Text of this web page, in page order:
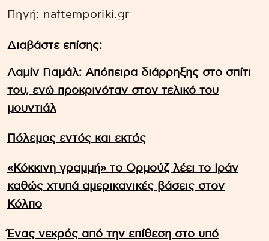
Πηγή: naftemporiki.gr
Διαβάστε επίσης:
Λαμίν Γιαμάλ: Απόπειρα διάρρηξης στο σπίτι
του, ενώ προκρινόταν στον τελικό του
μουντιάλ
Πόλεμος εντός και εκτός
«Κόκκινη γραμμή» το Ορμούζ λέει το Ιράν
καθώς χτυπά αμερικανικές βάσεις στον
Κόλπο
Ένας νεκρός από την επίθεση στο υπό